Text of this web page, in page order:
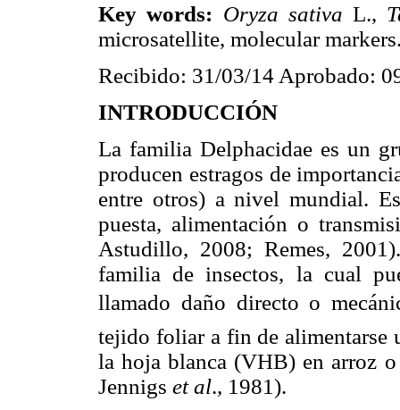
Key words: Oryza sativa L.,
microsatellite, molecular
Recibido: 31/03/14 Aprobado:
INTRODUCCIÓN
La familia Delphacidae es un
producen estragos de
entre otros) a nivel mundial.
puesta, alimentación o
Astudillo, 2008; Remes,
familia de insectos, la cual
llamado daño directo o
tejido foliar a fin de alimentarse
la hoja blanca (VHB) en arroz
Jennigs et al., 1981).